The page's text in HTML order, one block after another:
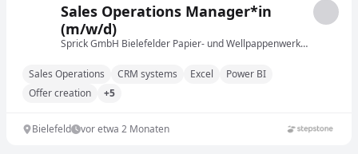
Sales Operations Manager*in
(m/w/d)
Sprick GmbH Bielefelder Papier- und Wellpappenwerke & Co.
Sales Operations CRM systems Excel
Power BI
Offer creation
+5
Bielefeld vor etwa 2 Monaten